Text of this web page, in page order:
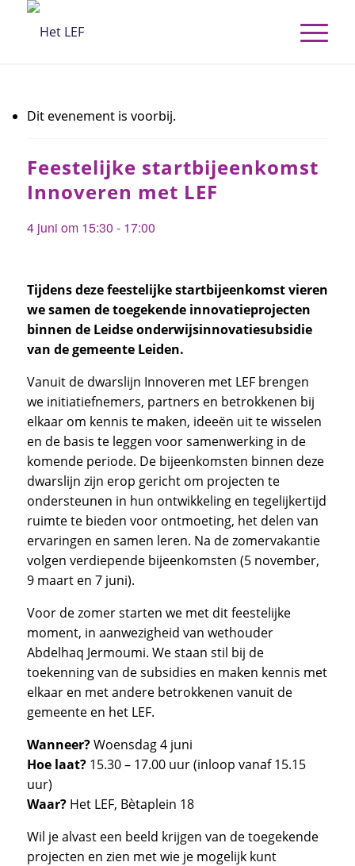
Dit evenement is voorbij.
Feestelijke startbijeenkomst
Innoveren met LEF
4 juni om 15:30 - 17:00
Tijdens deze feestelijke startbijeenkomst vieren
we samen de toegekende innovatieprojecten
binnen de Leidse onderwijsinnovatiesubsidie
van de gemeente Leiden.
Vanuit de dwarslijn Innoveren met LEF brengen
we initiatiefnemers, partners en betrokkenen bij
elkaar om kennis te maken, ideeën uit te wisselen
en de basis te leggen voor samenwerking in de
komende periode. De bijeenkomsten binnen deze
dwarslijn zijn erop gericht om projecten te
ondersteunen in hun ontwikkeling en tegelijkertijd
ruimte te bieden voor ontmoeting, het delen van
ervaringen en samen leren. Na de zomervakantie
volgen verdiepende bijeenkomsten (5 november,
9 maart en 7 juni).
Voor de zomer starten we met dit feestelijke
moment, in aanwezigheid van wethouder
Abdelhaq Jermoumi. We staan stil bij de
toekenning van de subsidies en maken kennis met
elkaar en met andere betrokkenen vanuit de
gemeente en het LEF.
Wanneer?Woensdag 4 juni
Hoe laat?15.30 – 17.00 uur (inloop vanaf 15.15
uur)
Waar?Het LEF, Bètaplein 18
Wil je alvast een beeld krijgen van de toegekende
projecten en zien met wie je mogelijk kunt